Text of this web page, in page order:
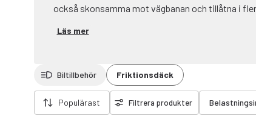
också skonsamma mot vägbanan och tillåtna i
Läs mer
Biltillbehör Friktionsdäck
Populärast Filtrera produkter
Ta bort filter